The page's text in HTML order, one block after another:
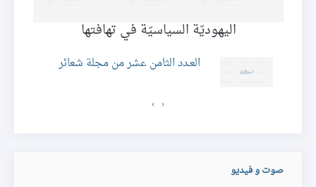
اليهوديّة السياسيّة في تهافتها
العـدد الثامن عشر من مجلة شعائر
‹
›
صوت و فيديو